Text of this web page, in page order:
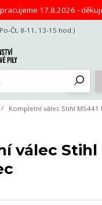
17.8.2026 -
Čt, 8-11, 13-15 hod.)
Kompletní válec Stihl MS441
válec Stihl